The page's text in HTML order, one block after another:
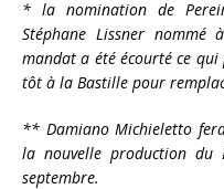
* la nomination de
Stéphane Lissner
mandat a été écourté ce
tôt à la Bastille pour
** Damiano Michieletto
la nouvelle production
septembre.